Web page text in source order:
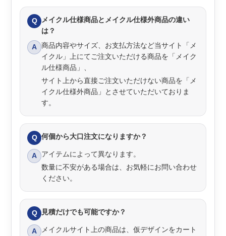
Q
メイクル仕様商品とメイクル仕様外商品の違い
は？
A
商品内容やサイズ、お支払方法など当サイト「メ
イクル」上にてご注文いただける商品を「メイク
ル仕様商品」、
サイト上から直接ご注文いただけない商品を「メ
イクル仕様外商品」とさせていただいておりま
す。
Q 何個から大口注文になりますか？
A
アイテムによって異なります。
数量に不安がある場合は、お気軽にお問い合わせ
ください。
Q 見積だけでも可能ですか？
A
メイクルサイト上の商品は、仮デザインをカート